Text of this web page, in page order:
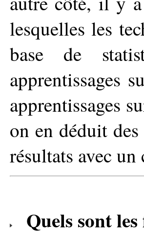
lesquelles les
base de
apprentissages
apprentissages
on en déduit
résultats avec
Quels sont